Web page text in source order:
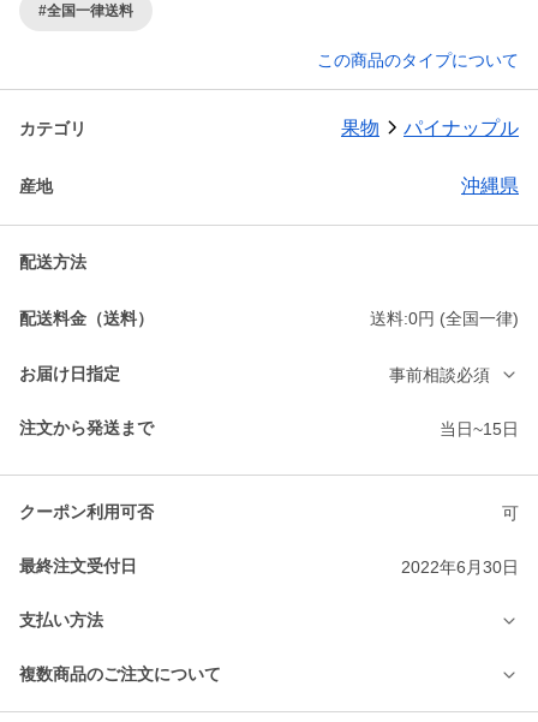
#全国一律送料
この商品のタイプについて
カテゴリ 果物 パイナップル
産地 沖縄県
配送方法
配送料金（送料） 送料:0円 (全国一律)
お届け日指定 事前相談必須
注文から発送まで 当日~15日
クーポン利用可否 可
最終注文受付日 2022年6月30日
支払い方法
複数商品のご注文について